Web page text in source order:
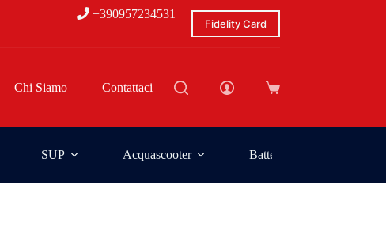
+390957234531
Fidelity Card
Chi Siamo Contattaci
SUP Acquascooter Batterie